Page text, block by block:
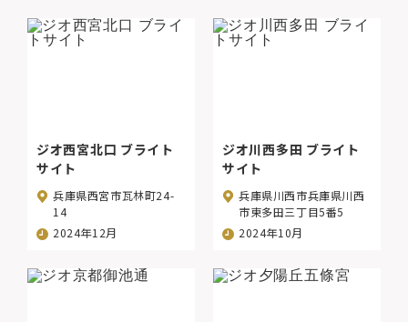
ジオ西宮北口 ブライト
サイト
兵庫県西宮市瓦林町24-
14
2024年12月
ジオ川西多田 ブライト
サイト
兵庫県川西市兵庫県川西
市東多田三丁目5番5
2024年10月